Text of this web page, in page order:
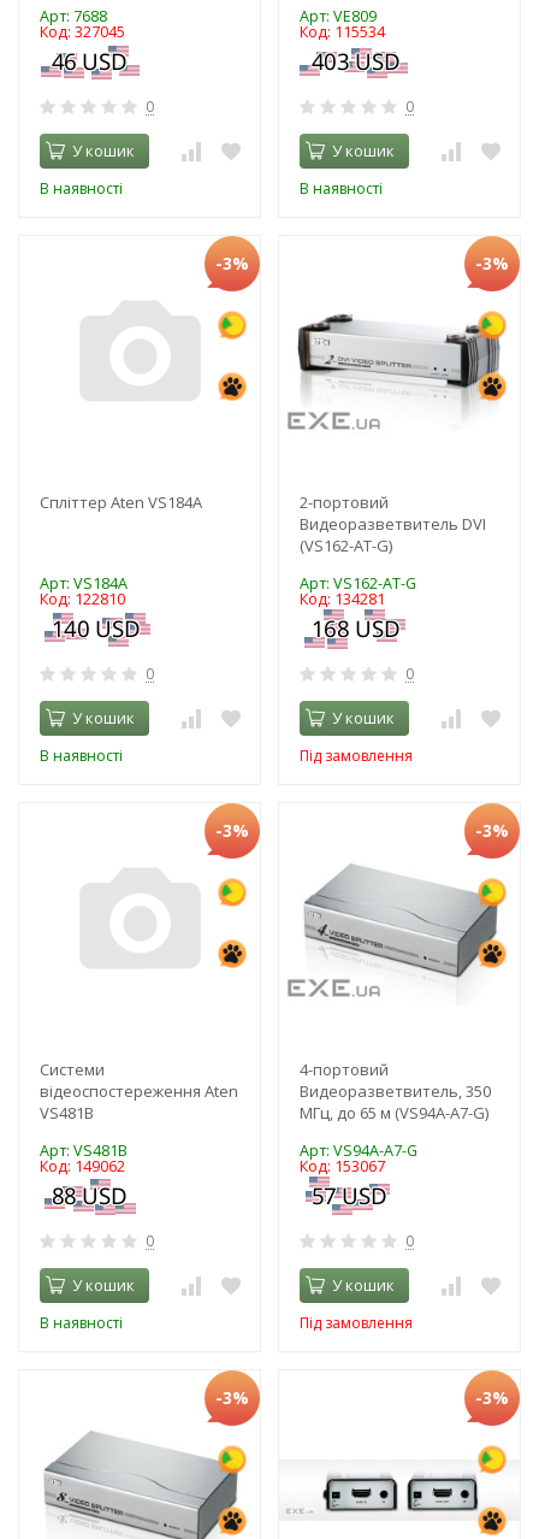
Арт: 7688
Код: 327045
0
У кошик
В наявності
Арт: VE809
Код: 115534
0
У кошик
В наявності
-3%
Спліттер Aten VS184A
Арт: VS184A
Код: 122810
0
У кошик
В наявності
-3%
2-портовий
Видеоразветвитель DVI
(VS162-AT-G)
Арт: VS162-AT-G
Код: 134281
0
У кошик
Під замовлення
-3%
Системи
відеоспостереження Aten
VS481B
Арт: VS481B
Код: 149062
0
У кошик
В наявності
-3%
4-портовий
Видеоразветвитель, 350
МГц, до 65 м (VS94A-A7-G)
Арт: VS94A-A7-G
Код: 153067
0
У кошик
Під замовлення
-3% -3%